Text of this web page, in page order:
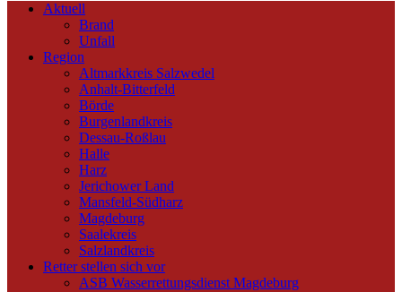
Aktuell
Brand
Unfall
Region
Altmarkkreis Salzwedel
Anhalt-Bitterfeld
Börde
Burgenlandkreis
Dessau-Roßlau
Halle
Harz
Jerichower Land
Mansfeld-Südharz
Magdeburg
Saalekreis
Salzlandkreis
Retter stellen sich vor
ASB Wasserrettungsdienst Magdeburg